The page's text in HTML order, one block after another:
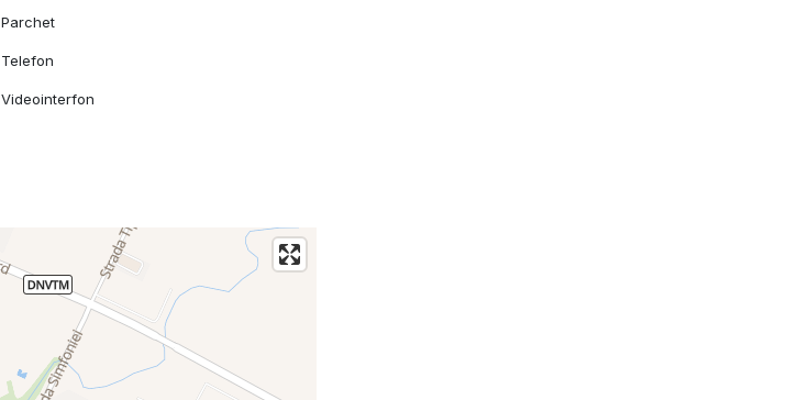
Parchet
Telefon
Videointerfon